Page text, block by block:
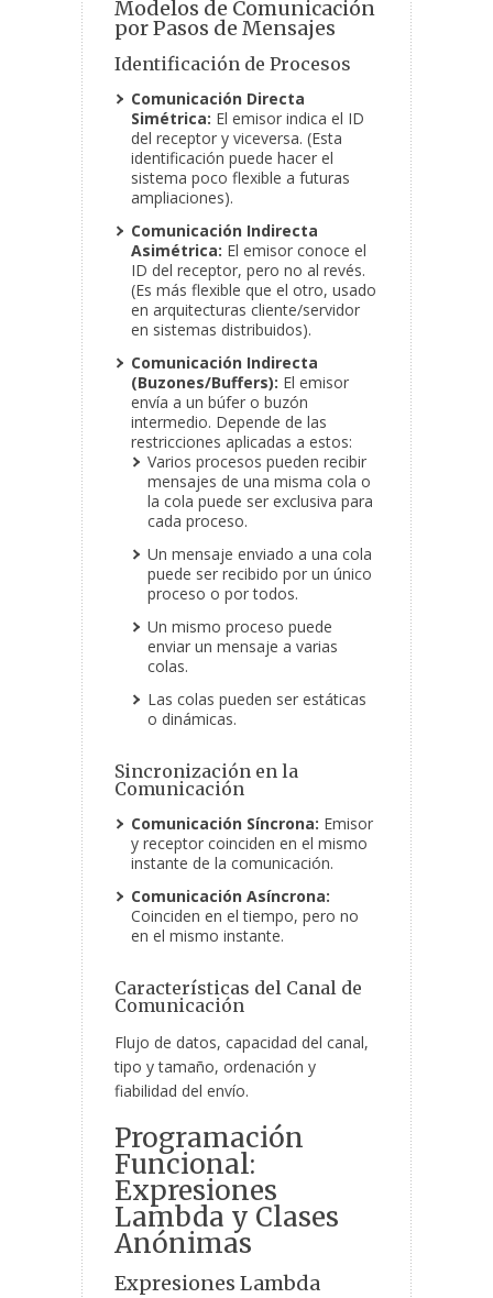
Modelos de Comunicación
por Pasos de Mensajes
Identificación de Procesos
Comunicación Directa
Simétrica: El emisor indica el ID
del receptor y viceversa. (Esta
identificación puede hacer el
sistema poco flexible a futuras
ampliaciones).
Comunicación Indirecta
Asimétrica: El emisor conoce el
ID del receptor, pero no al revés.
(Es más flexible que el otro, usado
en arquitecturas cliente/servidor
en sistemas distribuidos).
Comunicación Indirecta
(Buzones/Buffers): El emisor
envía a un búfer o buzón
intermedio. Depende de las
restricciones aplicadas a estos:
Varios procesos pueden recibir
mensajes de una misma cola o
la cola puede ser exclusiva para
cada proceso.
Un mensaje enviado a una cola
puede ser recibido por un único
proceso o por todos.
Un mismo proceso puede
enviar un mensaje a varias
colas.
Las colas pueden ser estáticas
o dinámicas.
Sincronización en la
Comunicación
Comunicación Síncrona: Emisor
y receptor coinciden en el mismo
instante de la comunicación.
Comunicación Asíncrona:
Coinciden en el tiempo, pero no
en el mismo instante.
Características del Canal de
Comunicación
Flujo de datos, capacidad del canal,
tipo y tamaño, ordenación y
fiabilidad del envío.
Programación
Funcional:
Expresiones
Lambda y Clases
Anónimas
Expresiones Lambda